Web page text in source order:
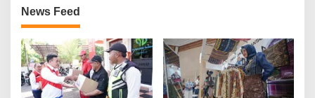
News Feed